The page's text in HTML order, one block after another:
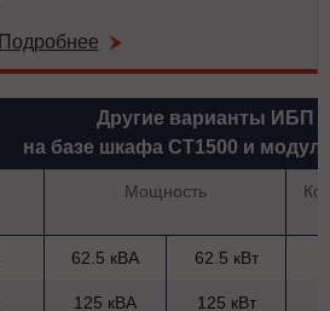
Подробнее
Другие варианты ИБП
на базе шкафа СТ1500 и
Мощность
62.5 кВА 62.5 кВт
125 кВА 125 кВт